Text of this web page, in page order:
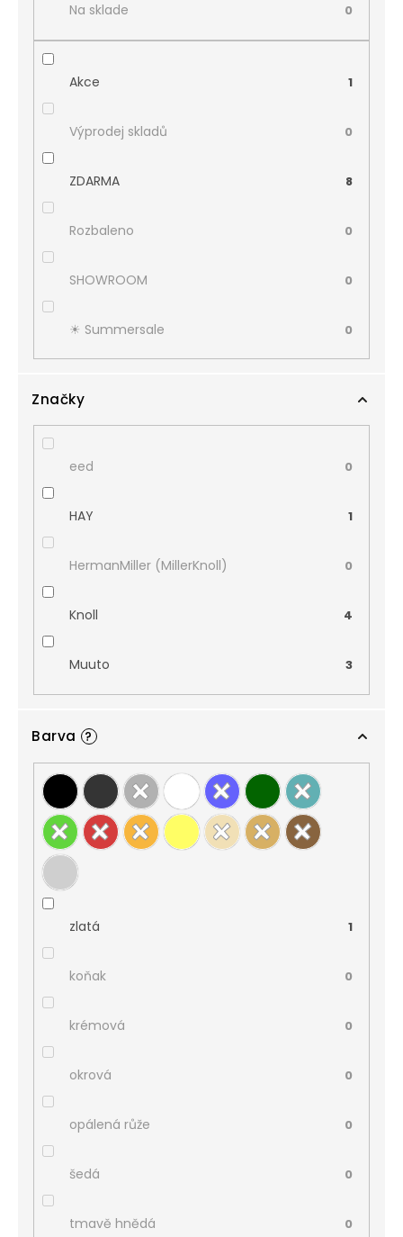
Na sklade 0
Akce 1
Výprodej skladů 0
ZDARMA 8
Rozbaleno 0
SHOWROOM 0
☀︎ Summersale 0
Značky
eed 0
HAY 1
HermanMiller (MillerKnoll) 0
Knoll 4
Muuto 3
Barva ?
zlatá 1
koňak 0
krémová 0
okrová 0
opálená růže 0
šedá 0
tmavě hnědá 0